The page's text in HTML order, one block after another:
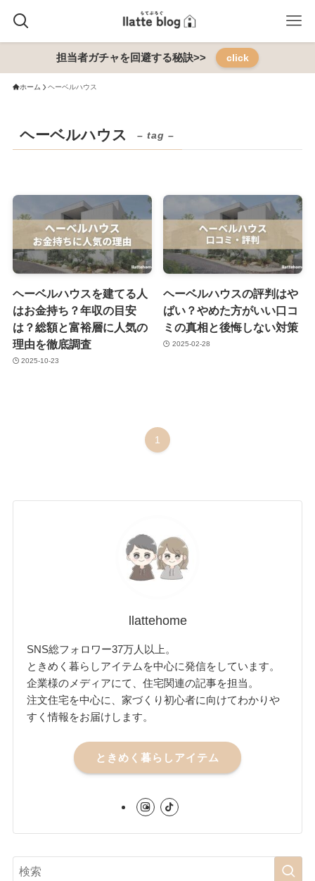
担当者ガチャを回避する秘訣>> click
ホーム ヘーベルハウス
ヘーベルハウス – tag –
ヘーベルハウスを建てる人
はお金持ち？年収の目安
は？総額と富裕層に人気の
理由を徹底調査
2025-10-23
ヘーベルハウスの評判はや
ばい？やめた方がいい口コ
ミの真相と後悔しない対策
2025-02-28
1
llattehome
SNS総フォロワー37万人以上。
ときめく暮らしアイテムを中心に発信をしています。
企業様のメディアにて、住宅関連の記事を担当。
注文住宅を中心に、家づくり初心者に向けてわかりや
すく情報をお届けします。
ときめく暮らしアイテム